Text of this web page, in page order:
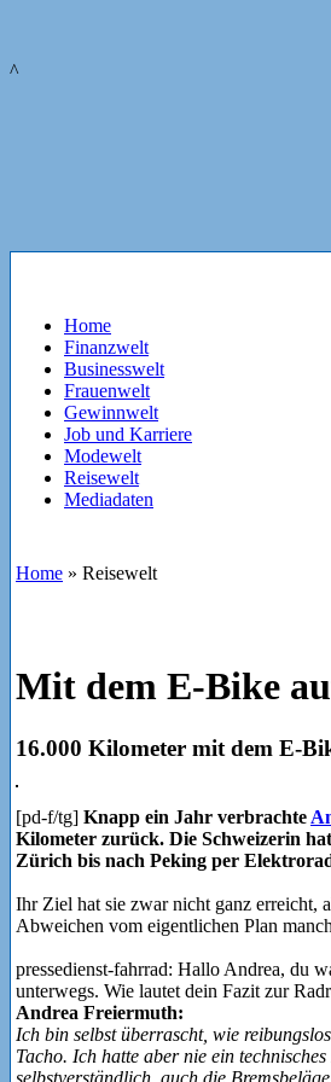
^
Home
Finanzwelt
Businesswelt
Frauenwelt
Gewinnwelt
Job und Karriere
Modewelt
Reisewelt
Mediadaten
Home » Reisewelt
Mit dem E‑Bike
16.000 Kilometer mit dem E-
[pd‑f/tg] Knapp ein Jahr verbrachte
Kilometer zurück. Die Schweizerin
Zürich bis nach Peking per
Ihr Ziel hat sie zwar nicht ganz erreicht,
Abweichen vom eigentlichen Plan
pressedienst-fahrrad: Hallo Andrea, du
unterwegs. Wie lautet dein Fazit zur
Andrea Freiermuth:
Ich bin selbst überrascht, wie
Tacho. Ich hatte aber nie ein
selbstverständlich, auch die